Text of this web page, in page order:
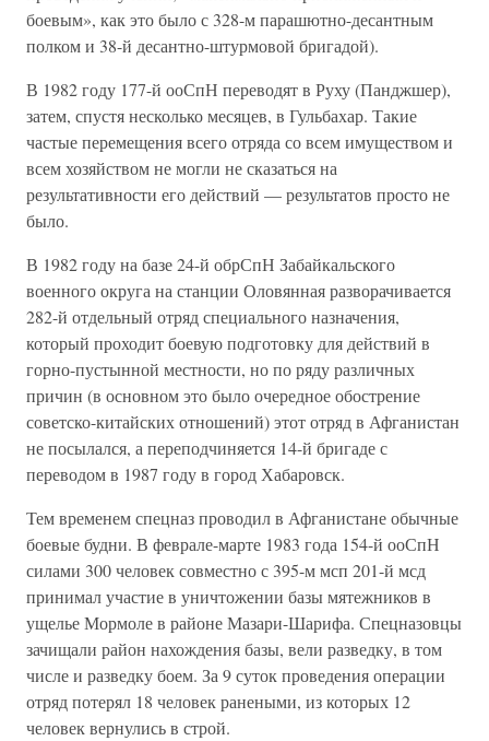
боевым», как это было с 328-м парашютно-десантным
полком и 38-й десантно-штурмовой бригадой).
В 1982 году 177-й ооСпН переводят в Руху (Панджшер),
затем, спустя несколько месяцев, в Гульбахар. Такие
частые перемещения всего отряда со всем имуществом и
всем хозяйством не могли не сказаться на
результативности его действий — результатов просто не
было.
В 1982 году на базе 24-й обрСпН Забайкальского
военного округа на станции Оловянная разворачивается
282-й отдельный отряд специального назначения,
который проходит боевую подготовку для действий в
горно-пустынной местности, но по ряду различных
причин (в основном это было очередное обострение
советско-китайских отношений) этот отряд в Афганистан
не посылался, а переподчиняется 14-й бригаде с
переводом в 1987 году в город Хабаровск.
Тем временем спецназ проводил в Афганистане обычные
боевые будни. В феврале-марте 1983 года 154-й ооСпН
силами 300 человек совместно с 395-м мсп 201-й мсд
принимал участие в уничтожении базы мятежников в
ущелье Мормоле в районе Мазари-Шарифа. Спецназовцы
зачищали район нахождения базы, вели разведку, в том
числе и разведку боем. За 9 суток проведения операции
отряд потерял 18 человек ранеными, из которых 12
человек вернулись в строй.